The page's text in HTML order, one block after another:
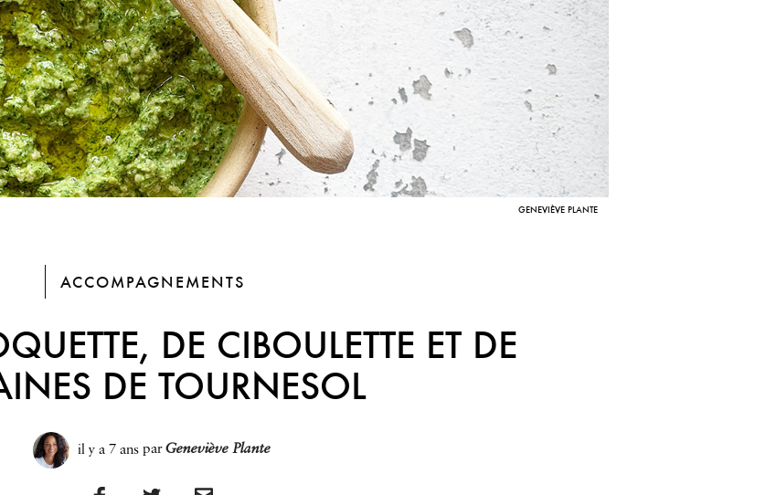
GENEVIÈVE PLANTE
ACCOMPAGNEMENTS
DE CIBOULETTE ET DE
DE TOURNESOL
il y a 7 ansparGeneviève Plante